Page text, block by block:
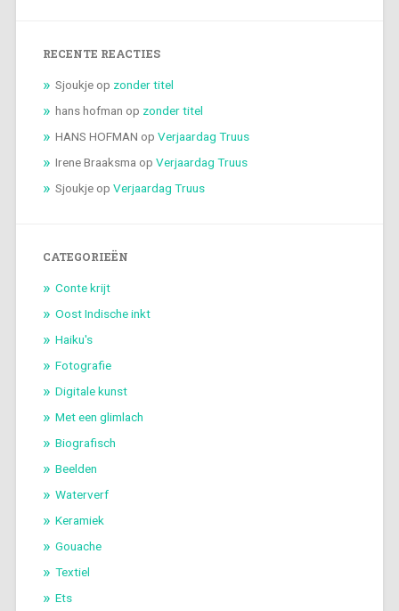
RECENTE REACTIES
Sjoukjeop zonder titel
hans hofman op zonder titel
HANS HOFMAN op Verjaardag Truus
Irene Braaksma op Verjaardag Truus
Sjoukjeop Verjaardag Truus
CATEGORIEËN
Conte krijt
Oost Indische inkt
Haiku's
Fotografie
Digitale kunst
Met een glimlach
Biografisch
Beelden
Waterverf
Keramiek
Gouache
Textiel
Ets